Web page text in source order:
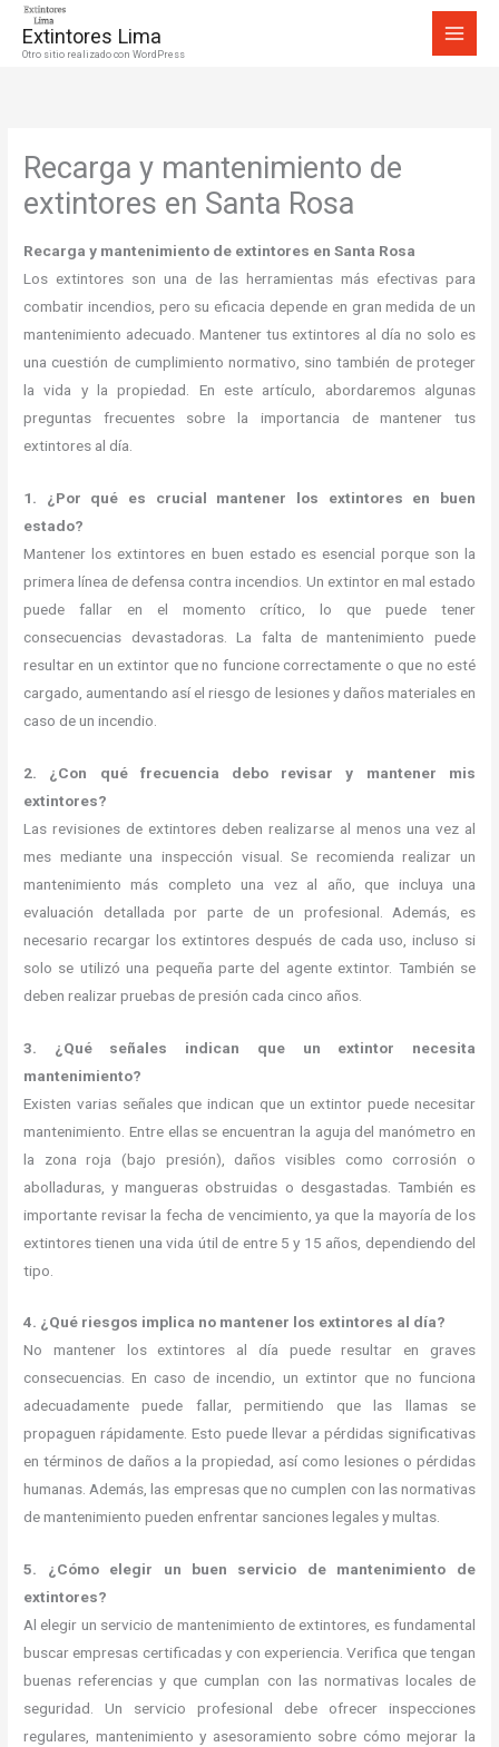
Extintores Lima
Otro sitio realizado con WordPress
Recarga y mantenimiento de
extintores en Santa Rosa
Recarga y mantenimiento de extintores en Santa Rosa
Los extintores son una de las herramientas más efectivas para
combatir incendios, pero su eficacia depende en gran medida de un
mantenimiento adecuado. Mantener tus extintores al día no solo es
una cuestión de cumplimiento normativo, sino también de proteger
la vida y la propiedad. En este artículo, abordaremos algunas
preguntas frecuentes sobre la importancia de mantener tus
extintores al día.
1. ¿Por qué es crucial mantener los extintores en buen
estado?
Mantener los extintores en buen estado es esencial porque son la
primera línea de defensa contra incendios. Un extintor en mal estado
puede fallar en el momento crítico, lo que puede tener
consecuencias devastadoras. La falta de mantenimiento puede
resultar en un extintor que no funcione correctamente o que no esté
cargado, aumentando así el riesgo de lesiones y daños materiales en
caso de un incendio.
2. ¿Con qué frecuencia debo revisar y mantener mis
extintores?
Las revisiones de extintores deben realizarse al menos una vez al
mes mediante una inspección visual. Se recomienda realizar un
mantenimiento más completo una vez al año, que incluya una
evaluación detallada por parte de un profesional. Además, es
necesario recargar los extintores después de cada uso, incluso si
solo se utilizó una pequeña parte del agente extintor. También se
deben realizar pruebas de presión cada cinco años.
3. ¿Qué señales indican que un extintor necesita
mantenimiento?
Existen varias señales que indican que un extintor puede necesitar
mantenimiento. Entre ellas se encuentran la aguja del manómetro en
la zona roja (bajo presión), daños visibles como corrosión o
abolladuras, y mangueras obstruidas o desgastadas. También es
importante revisar la fecha de vencimiento, ya que la mayoría de los
extintores tienen una vida útil de entre 5 y 15 años, dependiendo del
tipo.
4. ¿Qué riesgos implica no mantener los extintores al día?
No mantener los extintores al día puede resultar en graves
consecuencias. En caso de incendio, un extintor que no funciona
adecuadamente puede fallar, permitiendo que las llamas se
propaguen rápidamente. Esto puede llevar a pérdidas significativas
en términos de daños a la propiedad, así como lesiones o pérdidas
humanas. Además, las empresas que no cumplen con las normativas
de mantenimiento pueden enfrentar sanciones legales y multas.
5. ¿Cómo elegir un buen servicio de mantenimiento de
extintores?
Al elegir un servicio de mantenimiento de extintores, es fundamental
buscar empresas certificadas y con experiencia. Verifica que tengan
buenas referencias y que cumplan con las normativas locales de
seguridad. Un servicio profesional debe ofrecer inspecciones
regulares, mantenimiento y asesoramiento sobre cómo mejorar la